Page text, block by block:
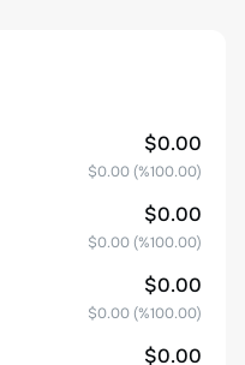
$0.00
$0.00 (%100.00)
$0.00
$0.00 (%100.00)
$0.00
$0.00 (%100.00)
$0.00